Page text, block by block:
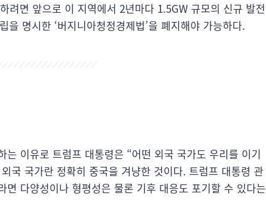
려면 앞으로 이 지역에서 2년마다 1.5GW 규모의 신규 발전
명시한 ‘버지니아청정경제법’을 폐지해야 가능하다.
이유로 트럼프 대통령은 “어떤 외국 국가도 우리를 이기
국 국가란 정확히 중국을 겨냥한 것이다. 트럼프 대통령 관
다양성이나 형평성은 물론 기후 대응도 포기할 수 있다는